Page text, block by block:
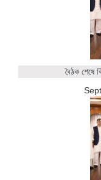
বৈঠক শেষে